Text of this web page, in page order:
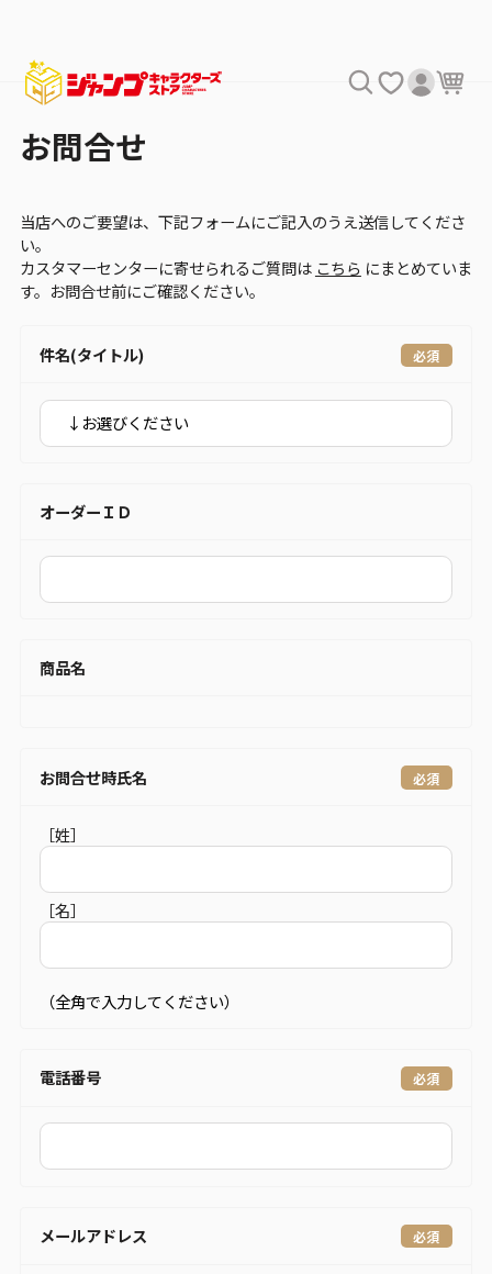
お問合せ
当店へのご要望は、下記フォームにご記入のうえ送信してくださ
い。
カスタマーセンターに寄せられるご質問は こちら にまとめていま
す。お問合せ前にご確認ください。
件名(タイトル)
オーダーＩＤ
商品名
お問合せ時氏名
［姓］
［名］
（全角で入力してください）
電話番号
メールアドレス